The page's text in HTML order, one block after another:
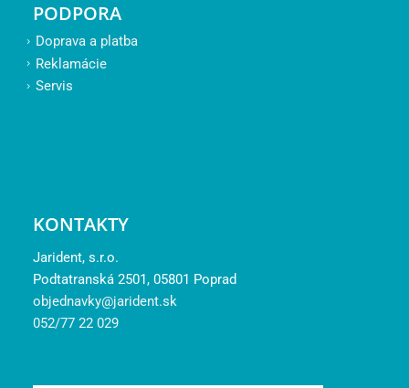
PODPORA
Doprava a platba
Reklamácie
Servis
KONTAKTY
Jarident, s.r.o.
Podtatranská 2501, 05801 Poprad
objednavky@jarident.sk
052/77 22 029